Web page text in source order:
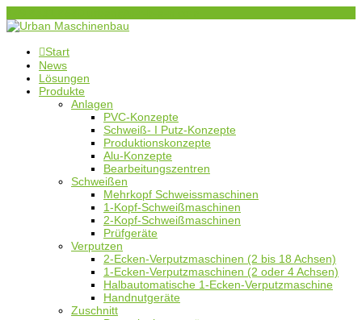
Start
News
Lösungen
Produkte
Anlagen
PVC-Konzepte
Schweiß- I Putz-Konzepte
Produktionskonzepte
Alu-Konzepte
Bearbeitungszentren
Schweißen
Mehrkopf Schweissmaschinen
1-Kopf-Schweißmaschinen
2-Kopf-Schweißmaschinen
Prüfgeräte
Verputzen
2-Ecken-Verputzmaschinen (2 bis 18 Achsen)
1-Ecken-Verputzmaschinen (2 oder 4 Achsen)
Halbautomatische 1-Ecken-Verputzmaschine
Handnutgeräte
Zuschnitt